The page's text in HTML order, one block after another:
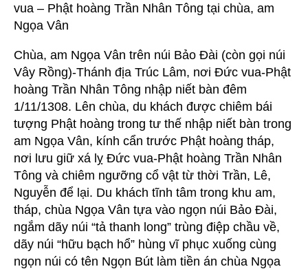
vua – Phật hoàng Trần Nhân Tông tại chùa, am
Ngọa Vân
Chùa, am Ngọa Vân trên núi Bảo Đài (còn gọi núi
Vây Rồng)-Thánh địa Trúc Lâm, nơi Đức vua-Phật
hoàng Trần Nhân Tông nhập niết bàn đêm
1/11/1308. Lên chùa, du khách được chiêm bái
tượng Phật hoàng trong tư thế nhập niết bàn trong
am Ngọa Vân, kính cẩn trước Phật hoàng tháp,
nơi lưu giữ xá lỵ Đức vua-Phật hoàng Trần Nhân
Tông và chiêm ngưỡng cổ vật từ thời Trần, Lê,
Nguyễn để lại. Du khách tĩnh tâm trong khu am,
tháp, chùa Ngọa Vân tựa vào ngọn núi Bảo Đài,
ngắm dãy núi “tả thanh long” trùng điệp chầu về,
dãy núi “hữu bạch hổ” hùng vĩ phục xuống cùng
ngọn núi có tên Ngọn Bút làm tiền án chùa Ngọa